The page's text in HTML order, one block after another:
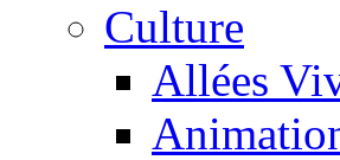
Culture
Allées